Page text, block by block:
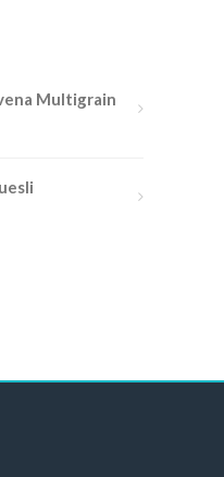
Multigrain